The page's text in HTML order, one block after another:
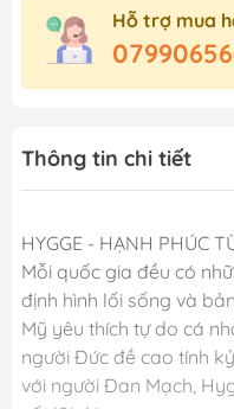
Hỗ trợ mua
Thông tin chi tiết
HYGGE - HẠNH PHÚC
Mỗi quốc gia đều có
định hình lối sống và
Mỹ yêu thích tự do cá
người Đức đề cao tính
với người Đan Mạch,